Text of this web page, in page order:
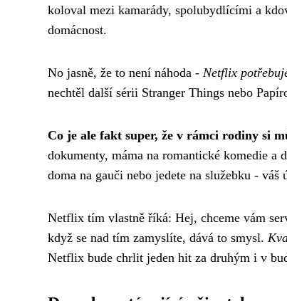
koloval mezi kamarády, spolubydlícími a
domácnost.
No jasně, že to není náhoda - Netflix
nechtěl další sérii Stranger Things nebo
Co je ale fakt super, že v rámci rodiny si
dokumenty, máma na romantické komedie a
doma na gauči nebo jedete na služebku - váš
Netflix tím vlastně říká: Hej, chceme vám
když se nad tím zamyslíte, dává to smysl.
Netflix bude chrlit jeden hit za druhým i v